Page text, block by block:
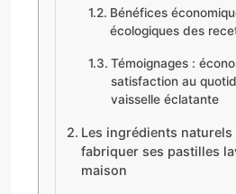
Bénéfices
écologiques des
Témoignages :
satisfaction au
vaisselle éclatante
Les ingrédients
fabriquer ses pastilles
maison